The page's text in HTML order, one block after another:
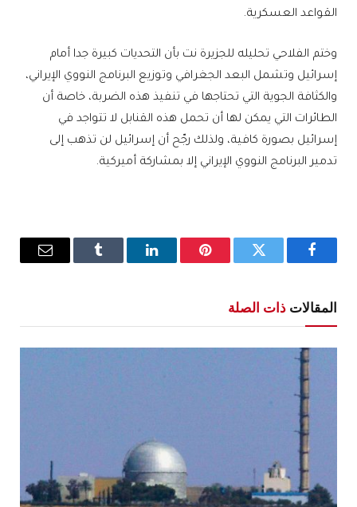
القواعد العسكرية.
وختم الفلاحي تحليله للجزيرة نت بأن التحديات كبيرة جدا أمام
إسرائيل وتشمل البعد الجغرافي وتوزيع البرنامج النووي الإيراني،
والكثافة الجوية التي تحتاجها في تنفيذ هذه الضربة، خاصة أن
الطائرات التي يمكن لها أن تحمل هذه القنابل لا تتواجد في
إسرائيل بصورة كافية، ولذلك رجّح أن إسرائيل لن تذهب إلى
تدمير البرنامج النووي الإيراني إلا بمشاركة أميركية.
فيسبوك تويتر بينتيريستلينكدإن Tumblr
البريد
المقالات ذات الصلة